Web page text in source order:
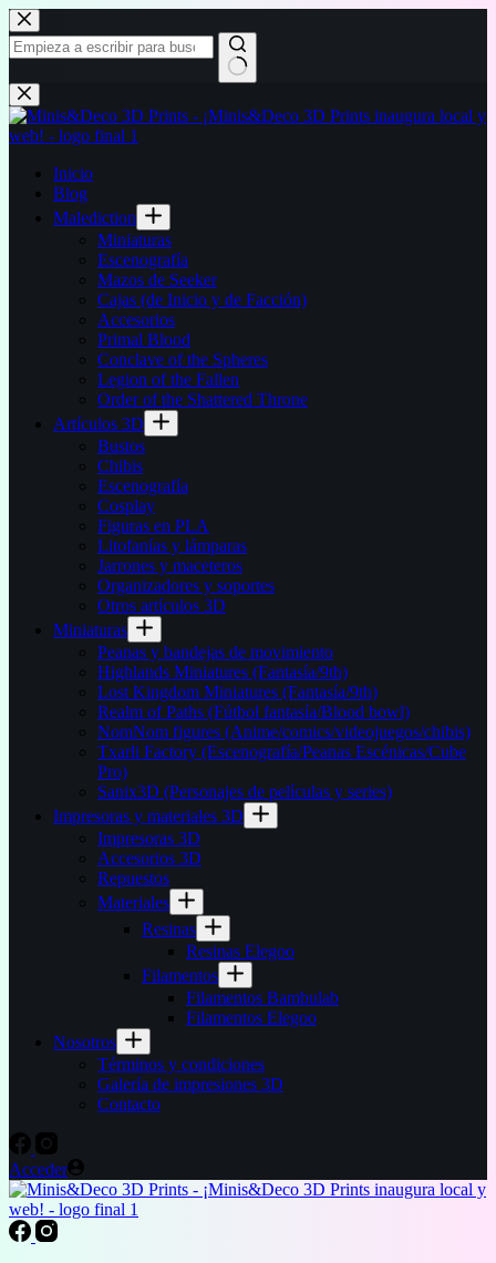
Saltar
al
contenido
Sin
resultados
Inicio
Blog
Malediction
Miniaturas
Escenografía
Mazos de Seeker
Cajas (de Inicio y de Facción)
Accesorios
Primal Blood
Conclave of the Spheres
Legion of the Fallen
Order of the Shattered Throne
Artículos 3D
Bustos
Chibis
Escenografía
Cosplay
Figuras en PLA
Litofanías y lámparas
Jarrones y maceteros
Organizadores y soportes
Otros artículos 3D
Miniaturas
Peanas y bandejas de movimiento
Highlands Miniatures (Fantasía/9th)
Lost Kingdom Miniatures (Fantasía/9th)
Realm of Paths (Fútbol fantasía/Blood bowl)
NomNom figures (Anime/comics/videojuegos/chibis)
Txarli Factory (Escenografía/Peanas Escénicas/Cube
Pro)
Sanix3D (Personajes de películas y series)
Impresoras y materiales 3D
Impresoras 3D
Accesorios 3D
Repuestos
Materiales
Resinas
Resinas Elegoo
Filamentos
Filamentos Bambulab
Filamentos Elegoo
Nosotros
Términos y condiciones
Galería de impresiones 3D
Contacto
Acceder